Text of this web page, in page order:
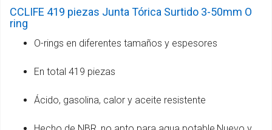
CCLIFE 419 piezas Junta Tórica Surtido 3-50mm O
ring
O-rings en diferentes tamaños y espesores
En total 419 piezas
Ácido, gasolina, calor y aceite resistente